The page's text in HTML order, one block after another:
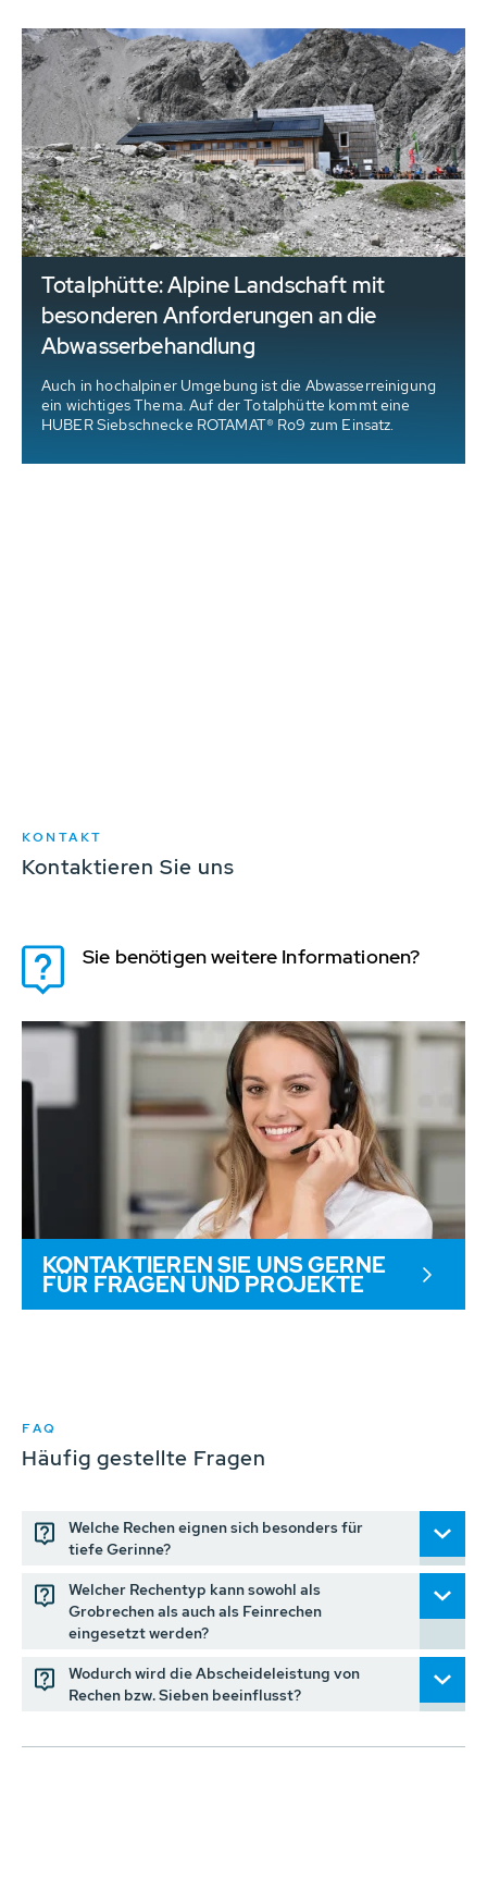
Totalphütte: Alpine Landschaft mit
besonderen Anforderungen an die
Abwasserbehandlung
Auch in hochalpiner Umgebung ist die Abwasserreinigung
ein wichtiges Thema. Auf der Totalphütte kommt eine
HUBER Siebschnecke ROTAMAT® Ro9 zum Einsatz.
KONTAKT
Kontaktieren Sie uns
Sie benötigen weitere Informationen?
KONTAKTIEREN SIE UNS GERNE
FÜR FRAGEN UND PROJEKTE
FAQ
Häufig gestellte Fragen
Welche Rechen eignen sich besonders für
tiefe Gerinne?
Welcher Rechentyp kann sowohl als
Grobrechen als auch als Feinrechen
eingesetzt werden?
Wodurch wird die Abscheideleistung von
Rechen bzw. Sieben beeinflusst?